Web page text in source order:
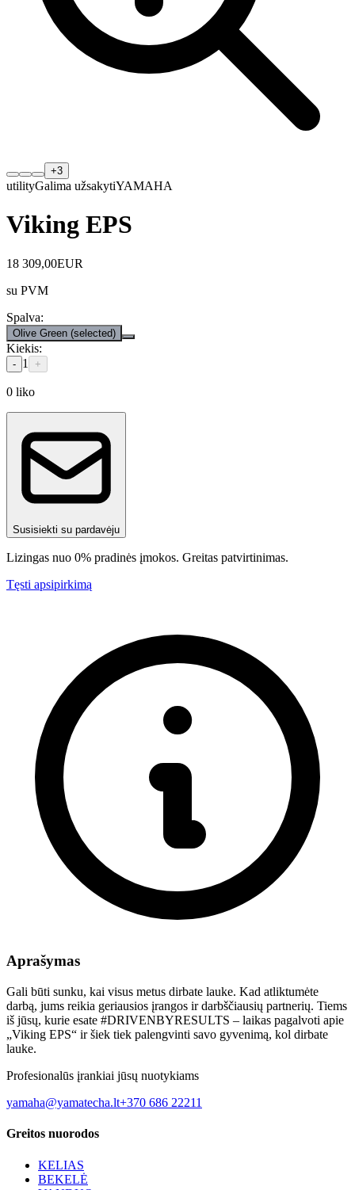
+3
utilityGalima užsakytiYAMAHA
Viking EPS
18 309,00EUR
su PVM
Spalva:
Olive Green (selected)
Kiekis:
- 1 +
0 liko
Susisiekti su pardavėju
Lizingas nuo 0% pradinės įmokos. Greitas patvirtinimas.
Tęsti apsipirkimą
Aprašymas
Gali būti sunku, kai visus metus dirbate lauke. Kad atliktumėte
darbą, jums reikia geriausios įrangos ir darbščiausių partnerių. Tiems
iš jūsų, kurie esate #DRIVENBYRESULTS – laikas pagalvoti apie
„Viking EPS“ ir šiek tiek palengvinti savo gyvenimą, kol dirbate
lauke.
Profesionalūs įrankiai jūsų nuotykiams
yamaha@yamatecha.lt+370 686 22211
Greitos nuorodos
KELIAS
BEKELĖ